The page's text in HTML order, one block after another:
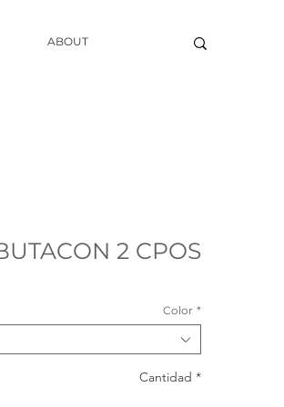
ABOUT
2 CPOS
Color *
Cantidad *